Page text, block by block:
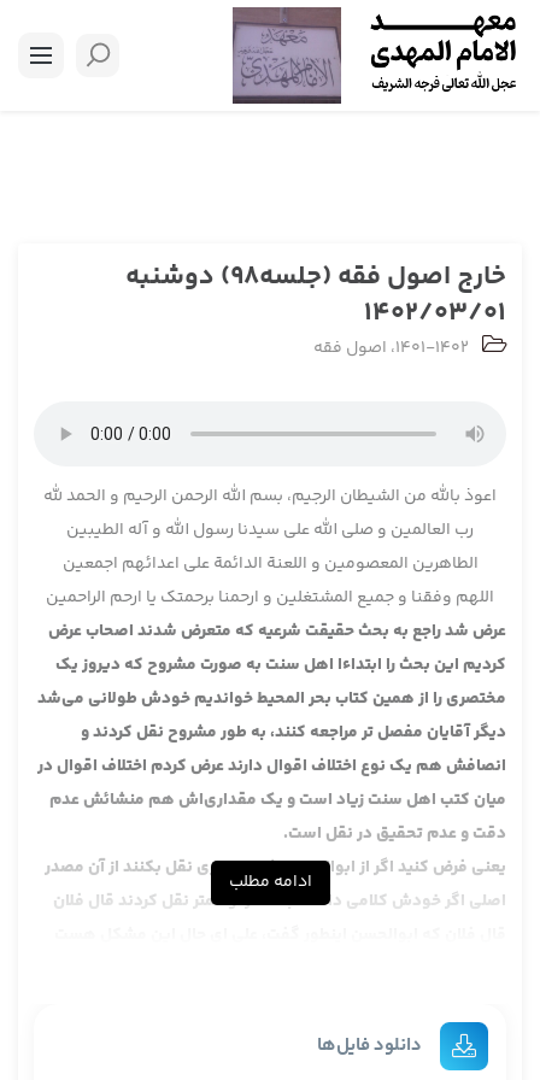
خارج اصول فقه (جلسه98) دوشنبه
1402/03/01
1401-1402، اصول فقه
اعوذ بالله من الشیطان الرجیم، بسم الله الرحمن الرحیم و الحمد لله
رب العالمین و صلی الله علی سیدنا رسول الله و آله الطیبین
الطاهرین المعصومین و اللعنة الدائمة علی اعدائهم اجمعین
اللهم وفقنا و جمیع المشتغلین و ارحمنا برحمتک یا ارحم الراحمین
عرض شد راجع به بحث حقیقت شرعیه که متعرض شدند اصحاب عرض
کردیم این بحث را ابتداءا اهل سنت به صورت مشروح که دیروز یک
مختصری را از همین کتاب بحر المحیط خواندیم خودش طولانی می‌شد
دیگر آقایان مفصل تر مراجعه کنند، به طور مشروح نقل کردند و
انصافش هم یک نوع اختلاف اقوال دارند عرض کردم اختلاف اقوال در
میان کتب اهل سنت زیاد است و یک مقداری‌اش هم منشائش عدم
دقت و عدم تحقیق در نقل است.
یعنی فرض کنید اگر از ابوالحسن اشعری چیزی نقل بکنند از آن مصدر
اصلی اگر خودش کلامی داشته باشد از او کمتر نقل کردند قال فلان
لغت بوده یعنی اصلا در لغت عرب نماز به عنوان عبادت مخصوص مطرح
بوده صوم به عنوان عبادت و نسک معروف و به عبارت دیگر صوم
ادامه مطلب
دانلود فایل‌ها